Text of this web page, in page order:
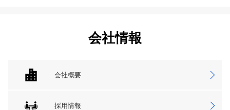
会社情報
会社概要
採用情報